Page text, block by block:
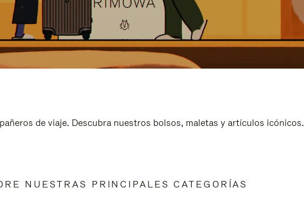
de viaje. Descubra nuestros bolsos, maletas y artículos icónicos.
NUESTRAS PRINCIPALES CATEGORÍAS